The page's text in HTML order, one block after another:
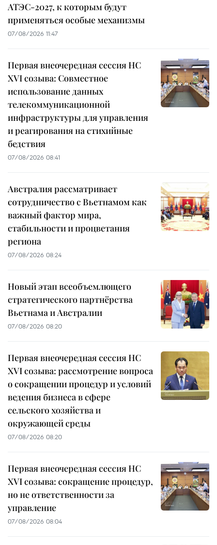
АТЭС-2027, к которым будут
применяться особые механизмы
07/08/2026 11:47
Первая внеочередная сессия НС
XVI созыва: Совместное
использование данных
телекоммуникационной
инфраструктуры для управления
и реагирования на стихийные
бедствия
07/08/2026 08:41
Австралия рассматривает
сотрудничество с Вьетнамом как
важный фактор мира,
стабильности и процветания
региона
07/08/2026 08:24
Новый этап всеобъемлющего
стратегического партнёрства
Вьетнама и Австралии
07/08/2026 08:20
Первая внеочередная сессия НС
XVI созыва: рассмотрение вопроса
о сокращении процедур и условий
ведения бизнеса в сфере
сельского хозяйства и
окружающей среды
07/08/2026 08:20
Первая внеочередная сессия НС
XVI созыва: сокращение процедур,
но не ответственности за
управление
07/08/2026 08:04